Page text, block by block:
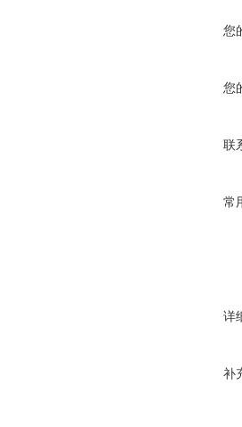
您
您
联
常
详
补